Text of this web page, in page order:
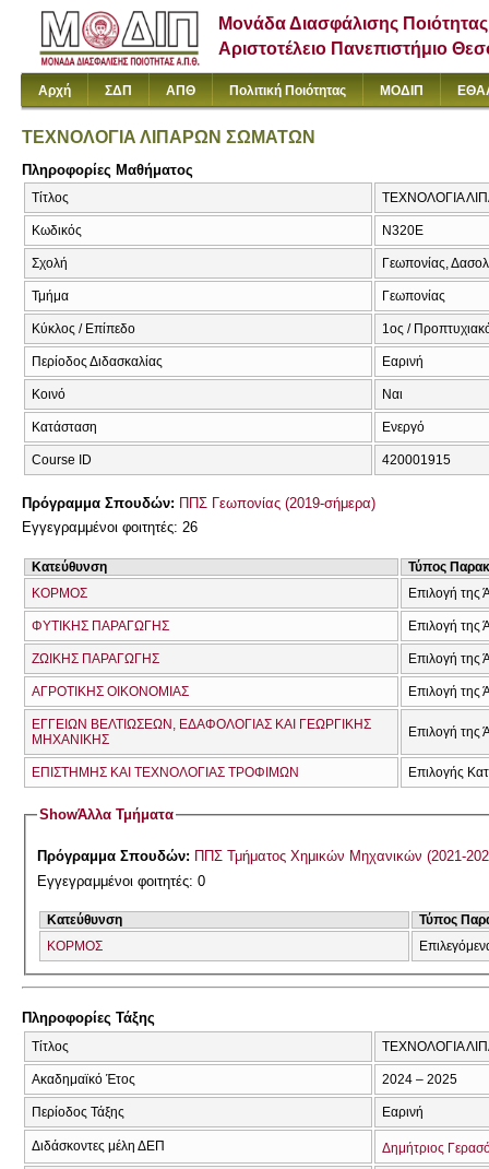
Μονάδα Διασφάλισης Ποιότητας
Αριστοτέλειο Πανεπιστήμιο
Αρχή ΣΔΠ ΑΠΘ Πολιτική Ποιότητας ΜΟΔΙΠ
ΤΕΧΝΟΛΟΓΙΑ ΛΙΠΑΡΩΝ ΣΩΜΑΤΩΝ
Πληροφορίες Μαθήματος
Τίτλος ΤΕΧΝΟΛΟΓΙΑ
Κωδικός Ν320Ε
Σχολή Γεωπονίας,
Τμήμα Γεωπονίας
Κύκλος / Επίπεδο 1ος /
Περίοδος Διδασκαλίας Εαρινή
Κοινό Ναι
Κατάσταση Ενεργό
Course ID 420001915
Πρόγραμμα Σπουδών: ΠΠΣ Γεωπονίας (2019-σήμερα)
Εγγεγραμμένοι φοιτητές: 26
Κατεύθυνση
Τύπος
ΚΟΡΜΟΣ
Επιλογή της
ΦΥΤΙΚΗΣ ΠΑΡΑΓΩΓΗΣ Επιλογή της
ΖΩΙΚΗΣ ΠΑΡΑΓΩΓΗΣ Επιλογή της
ΑΓΡΟΤΙΚΗΣ ΟΙΚΟΝΟΜΙΑΣ Επιλογή της
ΕΓΓΕΙΩΝ ΒΕΛΤΙΩΣΕΩΝ, ΕΔΑΦΟΛΟΓΙΑΣ ΚΑΙ ΓΕΩΡΓΙΚΗΣ
ΜΗΧΑΝΙΚΗΣ
Επιλογή της
ΕΠΙΣΤΗΜΗΣ ΚΑΙ ΤΕΧΝΟΛΟΓΙΑΣ ΤΡΟΦΙΜΩΝ Επιλογής
ShowΆλλα Τμήματα
Πρόγραμμα Σπουδών: ΠΠΣ Τμήματος Χημικών Μηχανικών (2021-
Εγγεγραμμένοι φοιτητές: 0
Κατεύθυνση
Τύπος
ΚΟΡΜΟΣ
Πληροφορίες Τάξης
Τίτλος ΤΕΧΝΟΛΟΓΙΑ
Ακαδημαϊκό Έτος 2024 – 2025
Περίοδος Τάξης Εαρινή
Διδάσκοντες μέλη ΔΕΠ Δημήτριος